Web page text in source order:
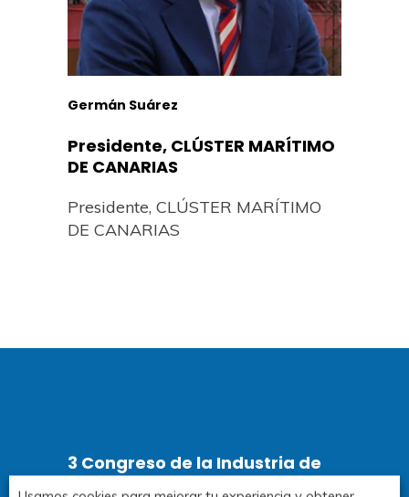
Germán Suárez
Presidente, CLÚSTER MARÍTIMO
DE CANARIAS
Presidente, CLÚSTER MARÍTIMO
DE CANARIAS
3 Congreso de la Industria de
Canarias